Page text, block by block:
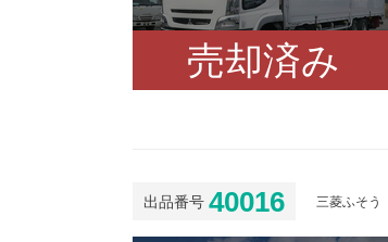
売却済み
出品番号 40016 三菱ふそう